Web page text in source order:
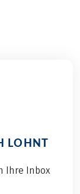
LOHNT
Ihre Inbox